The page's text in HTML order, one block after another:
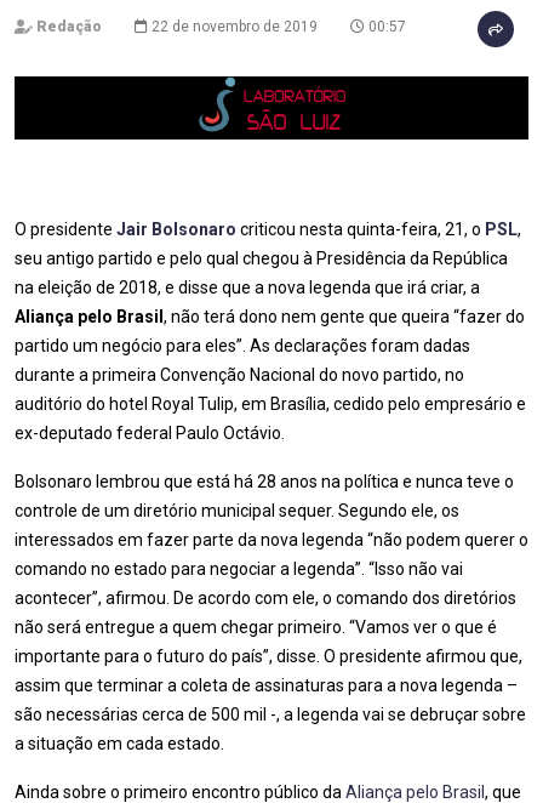
Redação 22 de novembro de 2019 00:57
O presidente Jair Bolsonaro criticou nesta quinta-feira, 21, o PSL,
seu antigo partido e pelo qual chegou à Presidência da República
na eleição de 2018, e disse que a nova legenda que irá criar, a
Aliança pelo Brasil , não terá dono nem gente que queira “fazer do
partido um negócio para eles”. As declarações foram dadas
durante a primeira Convenção Nacional do novo partido, no
auditório do hotel Royal Tulip, em Brasília, cedido pelo empresário e
ex-deputado federal Paulo Octávio.
Bolsonaro lembrou que está há 28 anos na política e nunca teve o
controle de um diretório municipal sequer. Segundo ele, os
interessados em fazer parte da nova legenda “não podem querer o
comando no estado para negociar a legenda”. “Isso não vai
acontecer”, afirmou. De acordo com ele, o comando dos diretórios
não será entregue a quem chegar primeiro. “Vamos ver o que é
importante para o futuro do país”, disse. O presidente afirmou que,
assim que terminar a coleta de assinaturas para a nova legenda –
são necessárias cerca de 500 mil -, a legenda vai se debruçar sobre
a situação em cada estado.
Ainda sobre o primeiro encontro público da Aliança pelo Brasil , que